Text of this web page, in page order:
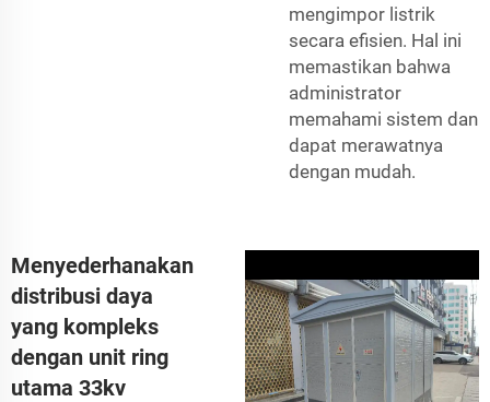
mengimpor listrik
secara efisien. Hal ini
memastikan bahwa
administrator
memahami sistem dan
dapat merawatnya
dengan mudah.
Menyederhanakan
distribusi daya
yang kompleks
dengan unit ring
utama 33kv